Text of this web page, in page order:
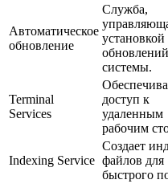
Автоматическое
обновление
Служба,
установкой
обновлений
системы.
Terminal
Services
доступ к
удаленным
рабочим
Indexing Service
Создает
файлов для
быстрого